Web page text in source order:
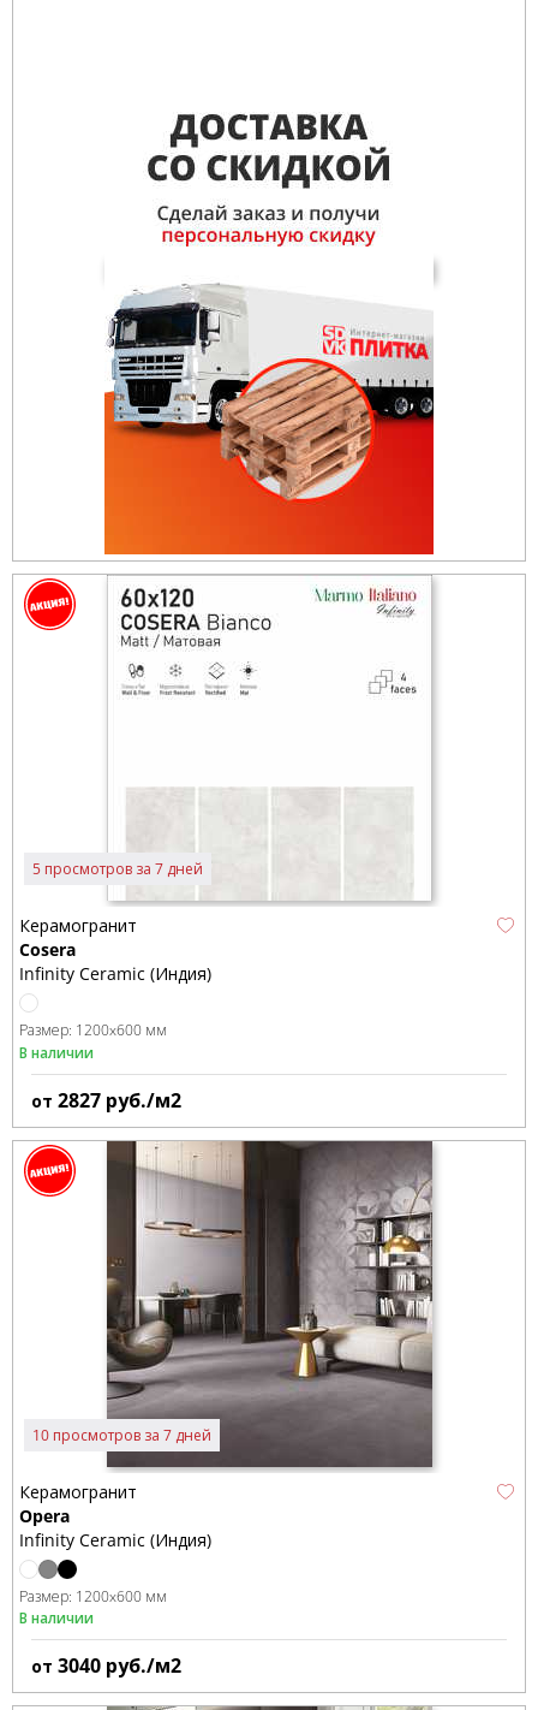
5 просмотров за 7 дней
Керамогранит
Cosera
Infinity Ceramic (Индия)
Размер: 1200x600 мм
В наличии
от 2827 руб./м2
10 просмотров за 7 дней
Керамогранит
Opera
Infinity Ceramic (Индия)
Размер: 1200x600 мм
В наличии
от 3040 руб./м2